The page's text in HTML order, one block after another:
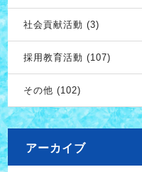
社会貢献活動 (3)
採用教育活動 (107)
その他 (102)
アーカイブ